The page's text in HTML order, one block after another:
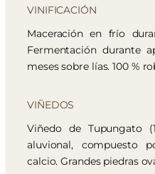
VINIFICACIÓN
Maceración en frío
Fermentación durante
meses sobre lías. 100 %
VIÑEDOS
Viñedo de Tupungato
aluvional, compuesto
calcio. Grandes piedras